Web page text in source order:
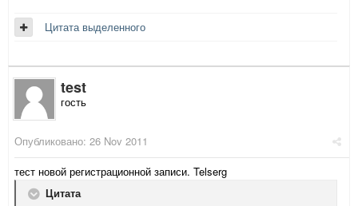
Цитата выделенного
test
гость
Опубликовано: 26 Nov 2011
тест новой регистрационной записи. Telserg
Цитата